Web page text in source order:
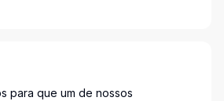
para que um de nossos